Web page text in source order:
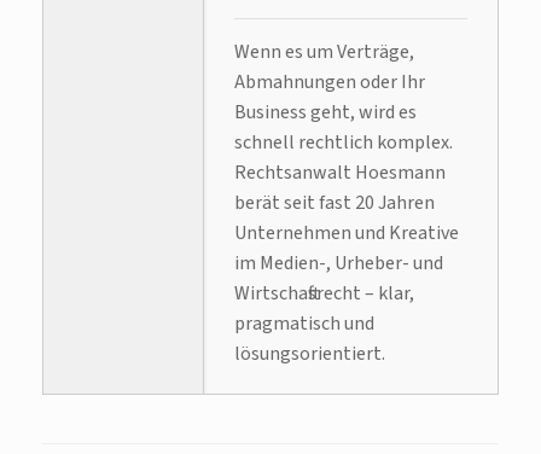
Wenn es um Verträge,
Abmahnungen oder Ihr
Business geht, wird es
schnell rechtlich komplex.
Rechtsanwalt Hoesmann
berät seit fast 20 Jahren
Unternehmen und Kreative
im Medien-, Urheber- und
Wirtschaftsrecht – klar,
pragmatisch und
lösungsorientiert.